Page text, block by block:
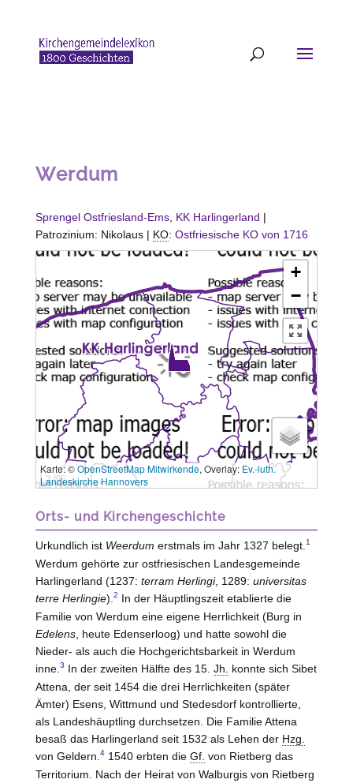
Werdum
Sprengel Ostfriesland-Ems, KK Harlingerland |
Patrozinium: Nikolaus | KO: Ostfriesische KO von 1716
+
−
3 km
Karte: ©OpenStreetMap Mitwirkende, Overlay: Ev.-luth.
Landeskirche Hannovers
Orts- und Kirchengeschichte
Urkundlich ist Weerdum erstmals im Jahr 1327 belegt. 1
Werdum gehörte zur ostfriesischen Landesgemeinde
Harlingerland (1237: terram Herlingi, 1289: universitas
terre Herlingie). 2 In der Häuptlingszeit etablierte die
Familie von Werdum eine eigene Herrlichkeit (Burg in
Edelens, heute Edenserloog) und hatte sowohl die
Nieder- als auch die Hochgerichtsbarkeit in Werdum
inne. 3 In der zweiten Hälfte des 15. Jh.
konnte sich Sibet
Attena, der seit 1454 die drei Herrlichkeiten (später
Ämter) Esens, Wittmund und Stedesdorfkontrollierte,
als Landeshäuptling durchsetzen. Die Familie Attena
besaß das Harlingerland seit 1532 als Lehen der Hzg.
von Geldern 41540 erbten die Gf. von Rietberg das
Territorium. Nach der Heirat von Walburgis von Rietberg